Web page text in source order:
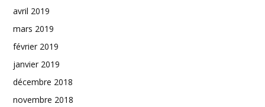
avril 2019
mars 2019
février 2019
janvier 2019
décembre 2018
novembre 2018